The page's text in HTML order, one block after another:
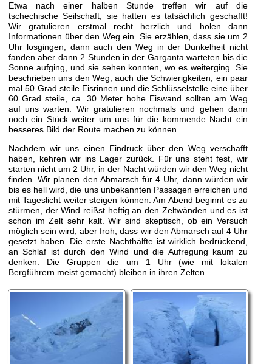
Etwa nach einer halben Stunde treffen wir auf die
tschechische Seilschaft, sie hatten es tatsächlich geschafft!
Wir gratulieren erstmal recht herzlich und holen dann
Informationen über den Weg ein. Sie erzählen, dass sie um 2
Uhr losgingen, dann auch den Weg in der Dunkelheit nicht
fanden aber dann 2 Stunden in der Garganta warteten bis die
Sonne aufging, und sie sehen konnten, wo es weiterging. Sie
beschrieben uns den Weg, auch die Schwierigkeiten, ein paar
mal 50 Grad steile Eisrinnen und die Schlüsselstelle eine über
60 Grad steile, ca. 30 Meter hohe Eiswand sollten am Weg
auf uns warten. Wir gratulieren nochmals und gehen dann
noch ein Stück weiter um uns für die kommende Nacht ein
besseres Bild der Route machen zu können.
Nachdem wir uns einen Eindruck über den Weg verschafft
haben, kehren wir ins Lager zurück. Für uns steht fest, wir
starten nicht um 2 Uhr, in der Nacht würden wir den Weg nicht
finden. Wir planen den Abmarsch für 4 Uhr, dann würden wir
bis es hell wird, die uns unbekannten Passagen erreichen und
mit Tageslicht weiter steigen können. Am Abend beginnt es zu
stürmen, der Wind reißst heftig an den Zeltwänden und es ist
schon im Zelt sehr kalt. Wir sind skeptisch, ob ein Versuch
möglich sein wird, aber froh, dass wir den Abmarsch auf 4 Uhr
gesetzt haben. Die erste Nachthälfte ist wirklich bedrückend,
an Schlaf ist durch den Wind und die Aufregung kaum zu
denken. Die Gruppen die um 1 Uhr (wie mit lokalen
Bergführern meist gemacht) bleiben in ihren Zelten.